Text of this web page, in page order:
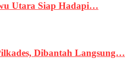
Utara Siap Hadapi…
Dibantah Langsung…